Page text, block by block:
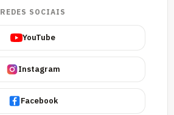
REDES SOCIAIS
YouTube
Instagram
Facebook